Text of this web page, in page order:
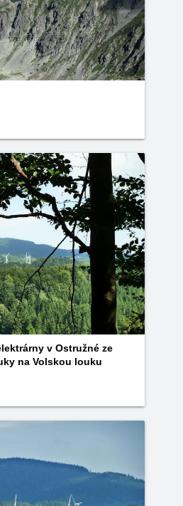
v Ostružné ze
na Volskou louku